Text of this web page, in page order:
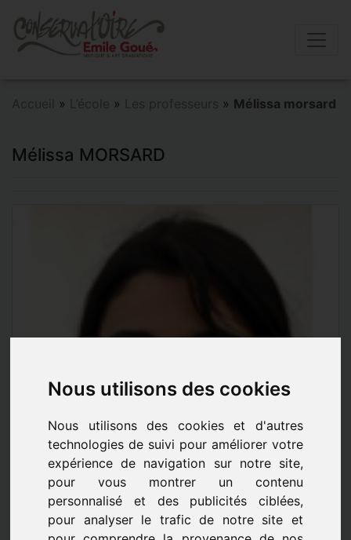
Nous utilisons des cookies
Nous utilisons des cookies et d'autres
technologies de suivi pour améliorer votre
expérience de navigation sur notre site,
pour vous montrer un contenu
personnalisé et des publicités ciblées,
pour analyser le trafic de notre site et
Accueil » L’école » Les professeurs » Mélissa morsard
Mélissa MORSARD